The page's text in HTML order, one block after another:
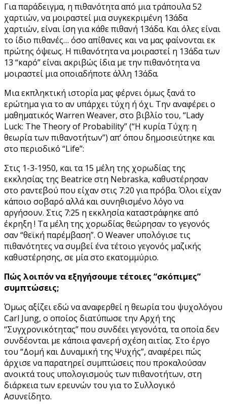
Για παράδειγμα, η πιθανότητα από μια τράπουλα 52
χαρτιών, να μοιραστεί μια συγκεκριμένη 13άδα
χαρτιών, είναι ίση για κάθε πιθανή 13άδα. Και όλες είναι
το ίδιο πιθανές… όσο απίθανες και να μας φαίνονται εκ
πρώτης όψεως. Η πιθανότητα να μοιραστεί η 13άδα των
13 “καρό” είναι ακριβώς ίδια με την πιθανότητα να
μοιραστεί μια οποιαδήποτε άλλη 13άδα.
Μια εκπληκτική ιστορία μας φέρνει όμως ξανά το
ερώτημα για το αν υπάρχει τύχη ή όχι. Την αναφέρει ο
μαθηματικός Warren Weaver, στο βιβλίο του, “Lady
Luck: The Theory of Probability” (“Η κυρία Τύχη: η
θεωρία των πιθανοτήτων”) απ’ όπου δημοσιεύτηκε και
στο περιοδικό “Life”:
Στις 1-3-1950, και τα 15 μέλη της χορωδίας της
εκκλησίας της Beatrice στη Nebraska, καθυστέρησαν
στο ραντεβού που είχαν στις 7:20 για πρόβα. Όλοι είχαν
κάποιο σοβαρό αλλά και συνηθισμένο λόγο να
αργήσουν. Στις 7:25 η εκκλησία καταστράφηκε από
έκρηξη ! Τα μέλη της χορωδίας θεώρησαν το γεγονός
σαν “θεϊκή παρέμβαση”. Ο Weaver υπολόγισε τις
πιθανότητες να συμβεί ένα τέτοιο γεγονός μαζικής
καθυστέρησης, σε μία στο εκατομμύριο.
Πώς λοιπόν να εξηγήσουμε τέτοιες “σκόπιμες”
συμπτώσεις;
Όμως αξίζει εδώ να αναφερθεί η θεωρία του ψυχολόγου
Carl Jung, ο οποίος διατύπωσε την Αρχή της
“Συγχρονικότητας” που συνδέει γεγονότα, τα οποία δεν
συνδέονται με κάποια φανερή σχέση αιτίας. Στο έργο
του “Δομή και Δυναμική της Ψυχής”, αναφέρει πώς
άρχισε να παρατηρεί συμπτώσεις που προκαλούσαν
ανοικτά τους υπολογισμούς των πιθανοτήτων, στη
διάρκεια των ερευνών του για το Συλλογικό
Ασυνείδητο.